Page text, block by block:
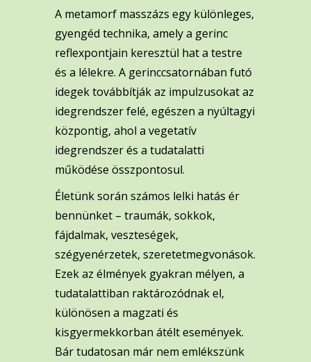
A metamorf masszázs egy különleges,
gyengéd technika, amely a gerinc
reflexpontjain keresztül hat a testre
és a lélekre. A gerinccsatornában futó
idegek továbbítják az impulzusokat az
idegrendszer felé, egészen a nyúltagyi
központig, ahol a vegetatív
idegrendszer és a tudatalatti
működése összpontosul.
Életünk során számos lelki hatás ér
bennünket – traumák, sokkok,
fájdalmak, veszteségek,
szégyenérzetek, szeretetmegvonások.
Ezek az élmények gyakran mélyen, a
tudatalattiban raktározódnak el,
különösen a magzati és
kisgyermekkorban átélt események.
Bár tudatosan már nem emlékszünk